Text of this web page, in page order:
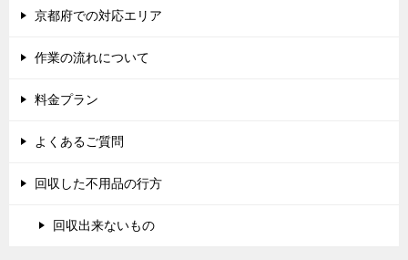
京都府での対応エリア
作業の流れについて
料金プラン
よくあるご質問
回収した不用品の行方
回収出来ないもの